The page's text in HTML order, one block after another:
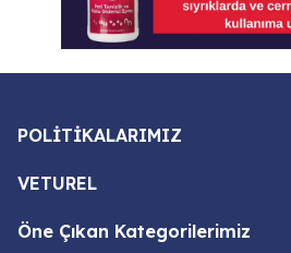
POLİTİKALARIMIZ
VETUREL
Öne Çıkan Kategorilerimiz